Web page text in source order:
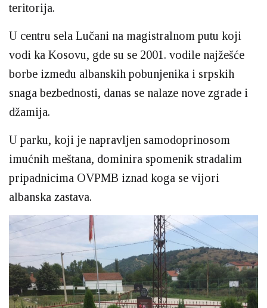
teritorija.
U centru sela Lučani na magistralnom putu koji
vodi ka Kosovu, gde su se 2001. vodile najžešće
borbe između albanskih pobunjenika i srpskih
snaga bezbednosti, danas se nalaze nove zgrade i
džamija.
U parku, koji je napravljen samodoprinosom
imućnih meštana, dominira spomenik stradalim
pripadnicima OVPMB iznad koga se vijori
albanska zastava.